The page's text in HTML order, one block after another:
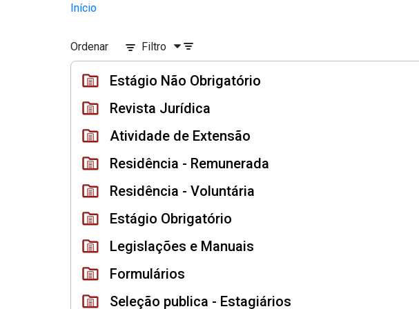
Pular para o Conteúdo principal
Divisão Minima - Escola Superior
Início
Ordenar Filtro
Estágio Não Obrigatório
Revista Jurídica
Atividade de Extensão
Residência - Remunerada
Residência - Voluntária
Estágio Obrigatório
Legislações e Manuais
Formulários
Seleção publica - Estagiários